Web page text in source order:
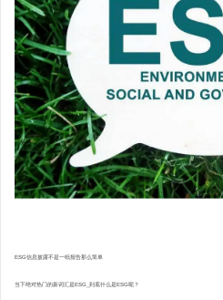
ESG信息披露不是一纸报告那么简单
当下绝对热门的新词汇是ESG_到底什么是ESG呢？